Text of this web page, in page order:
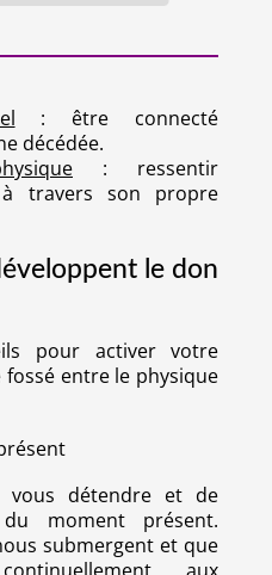
: être connecté
décédée.
: ressentir
à travers son propre
le don
pour activer votre
entre le physique
vous détendre et de
moment présent.
submergent et que